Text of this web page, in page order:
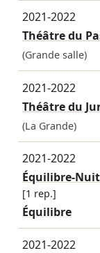
2021-2022
Théâtre du
(Grande salle)
2021-2022
Théâtre du
(La Grande)
2021-2022
Équilibre-
[1 rep.]
Équilibre
2021-2022